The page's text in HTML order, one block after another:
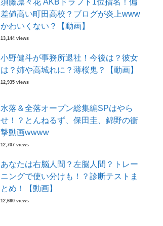
須藤凛々花 AKBドラフト1位指名！偏
差値高い町田高校？ブログが炎上www
かわいくない？【動画】
13,144 views
小野健斗が事務所退社！今後は？彼女
は？姉や高城れに？薄桜鬼？【動画】
12,935 views
水落＆全落オープン総集編SPはやら
せ！？とんねるず、保田圭、錦野の衝
撃動画wwww
12,707 views
あなたは右脳人間？左脳人間？トレー
ニングで使い分けも！？診断テストま
とめ！【動画】
12,660 views